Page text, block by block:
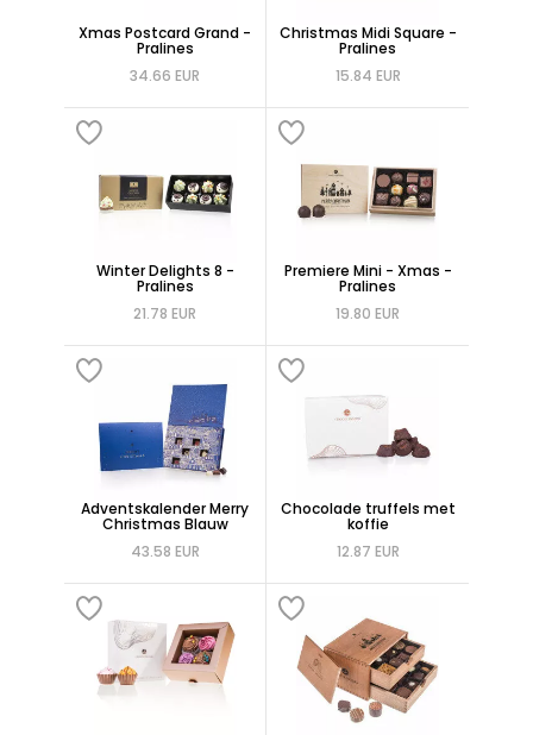
Xmas Postcard Grand -
Pralines
34.66 EUR
Christmas Midi Square -
Pralines
15.84 EUR
Winter Delights 8 -
Pralines
21.78 EUR
Premiere Mini - Xmas -
Pralines
19.80 EUR
Adventskalender Merry
Christmas Blauw
43.58 EUR
Chocolade truffels met
koffie
12.87 EUR